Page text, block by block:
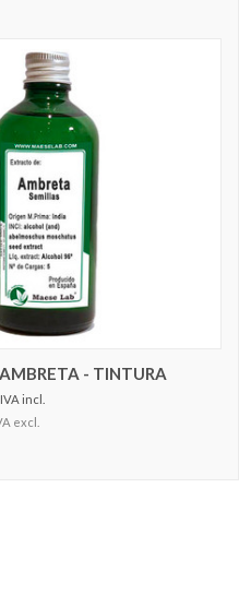
OPCIONES- TINTURA
IVA incl.
excl.